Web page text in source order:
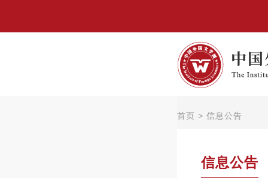
首页 > 信息公告
信息公告